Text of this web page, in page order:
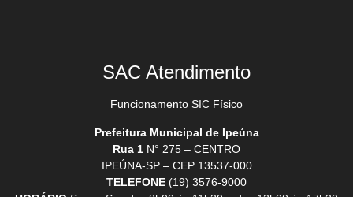
SAC Atendimento
Funcionamento SIC Físico
Prefeitura Municipal de Ipeúna
Rua 1 N° 275 – CENTRO
IPEÚNA-SP – CEP 13537-000
TELEFONE (19) 3576-9000